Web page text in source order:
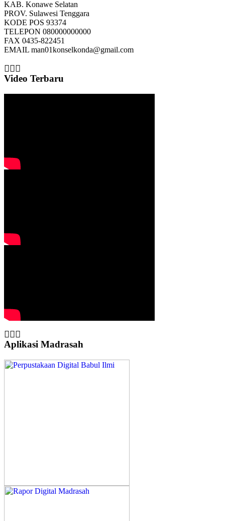
KAB. Konawe Selatan
PROV. Sulawesi Tenggara
KODE POS 93374
TELEPON 080000000000
FAX 0435-822451
EMAIL man01konselkonda@gmail.com
Video Terbaru
Aplikasi Madrasah